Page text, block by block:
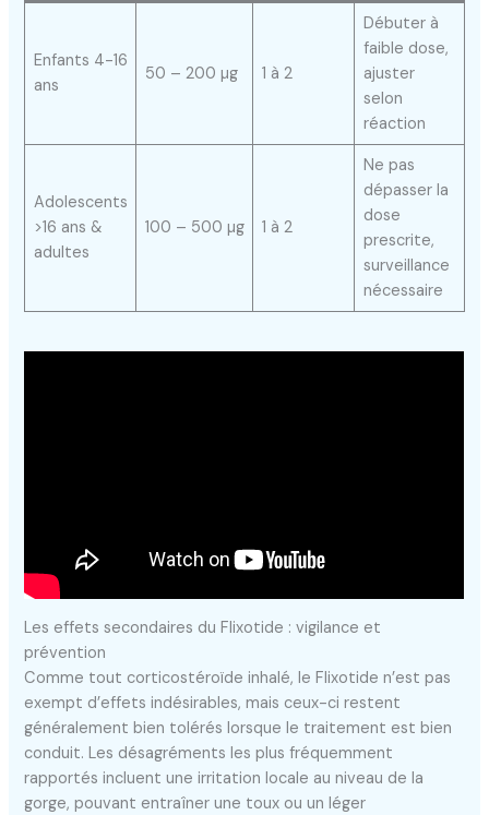
Enfants 4-16
ans
50 – 200 µg 1 à 2
Débuter à
faible dose,
ajuster
selon
réaction
Adolescents
>16 ans &
adultes
100 – 500 µg 1 à 2
Ne pas
dépasser la
dose
prescrite,
surveillance
nécessaire
Les effets secondaires du Flixotide : vigilance et
prévention
Comme tout corticostéroïde inhalé, le Flixotide n’est pas
exempt d’effets indésirables, mais ceux-ci restent
généralement bien tolérés lorsque le traitement est bien
conduit. Les désagréments les plus fréquemment
rapportés incluent une irritation locale au niveau de la
gorge, pouvant entraîner une toux ou un léger